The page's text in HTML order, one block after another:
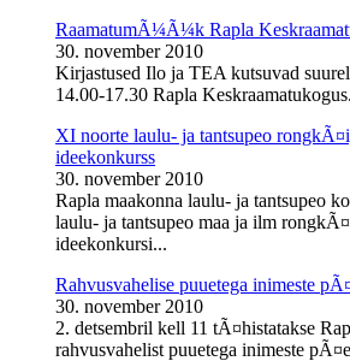
RaamatumÃ¼Ã¼k Rapla
30. november 2010
Kirjastused Ilo ja TEA kutsuvad
14.00-17.30 Rapla
XI noorte laulu- ja tantsupeo
ideekonkurss
30. november 2010
Rapla maakonna laulu- ja tantsupeo
laulu- ja tantsupeo maa ja ilm
ideekonkursi...
Rahvusvahelise puuetega inimeste
30. november 2010
2. detsembril kell 11 tÃ¤histatakse
rahvusvahelist puuetega inimeste